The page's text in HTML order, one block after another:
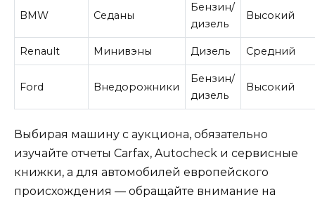
BMW Седаны
Бензин/
дизель
Высокий
Renault Минивэны Дизель Средний
Ford Внедорожники
Бензин/
дизель
Высокий
Выбирая машину с аукциона, обязательно
изучайте отчеты Carfax, Autocheck и сервисные
книжки, а для автомобилей европейского
происхождения — обращайте внимание на